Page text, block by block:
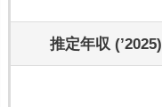
推定年収 (’2025)